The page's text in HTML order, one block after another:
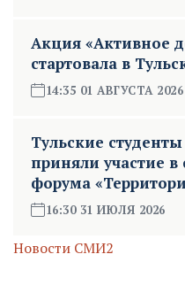
Акция «Активное
стартовала в
14:35 01 АВГУСТА 2026
Тульские
приняли участие в
форума
16:30 31 ИЮЛЯ 2026
Новости СМИ2